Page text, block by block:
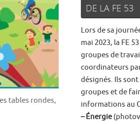
tables rondes,
DE LA FE 53
Lors de sa
mai 2023, la FE
groupes de
coordinateurs
désignés. Ils sont
groupes et de
informations au
– Énergie